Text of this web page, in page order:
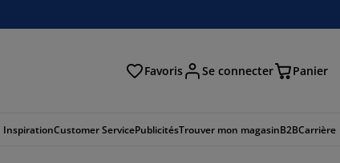
Favoris Se connecter Panier
InspirationCustomer ServicePublicitésTrouver mon magasinB2BCarrière